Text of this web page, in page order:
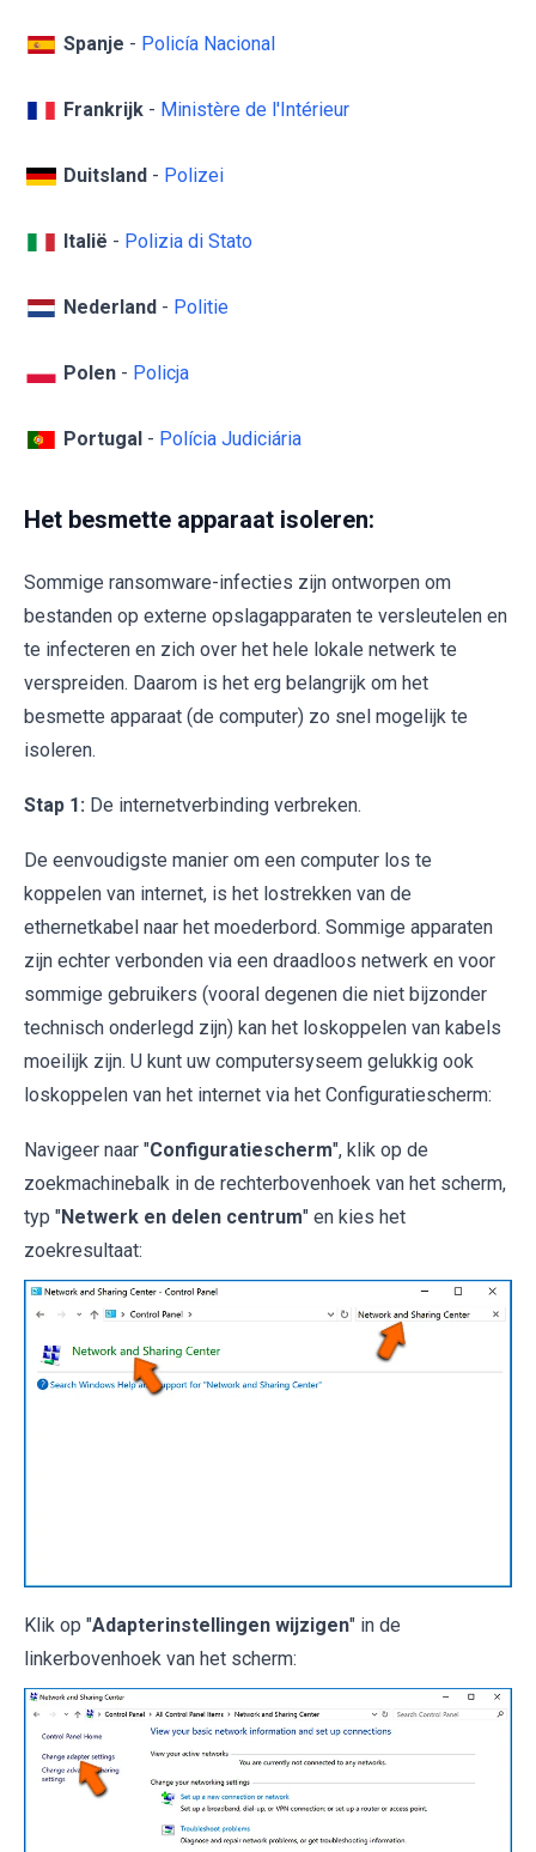
Spanje - Policía Nacional
Frankrijk - Ministère de l'Intérieur
Duitsland - Polizei
Italië - Polizia di Stato
Nederland - Politie
Polen - Policja
Portugal - Polícia Judiciária
Het besmette apparaat isoleren:
Sommige ransomware-infecties zijn ontworpen om
bestanden op externe opslagapparaten te versleutelen en
te infecteren en zich over het hele lokale netwerk te
verspreiden. Daarom is het erg belangrijk om het
besmette apparaat (de computer) zo snel mogelijk te
isoleren.
Stap 1: De internetverbinding verbreken.
De eenvoudigste manier om een computer los te
koppelen van internet, is het lostrekken van de
ethernetkabel naar het moederbord. Sommige apparaten
zijn echter verbonden via een draadloos netwerk en voor
sommige gebruikers (vooral degenen die niet bijzonder
technisch onderlegd zijn) kan het loskoppelen van kabels
moeilijk zijn. U kunt uw computersyseem gelukkig ook
loskoppelen van het internet via het Configuratiescherm:
Navigeer naar "Configuratiescherm", klik op de
zoekmachinebalk in de rechterbovenhoek van het scherm,
typ "Netwerk en delen centrum" en kies het
zoekresultaat:
Klik op "Adapterinstellingen wijzigen" in de
linkerbovenhoek van het scherm: